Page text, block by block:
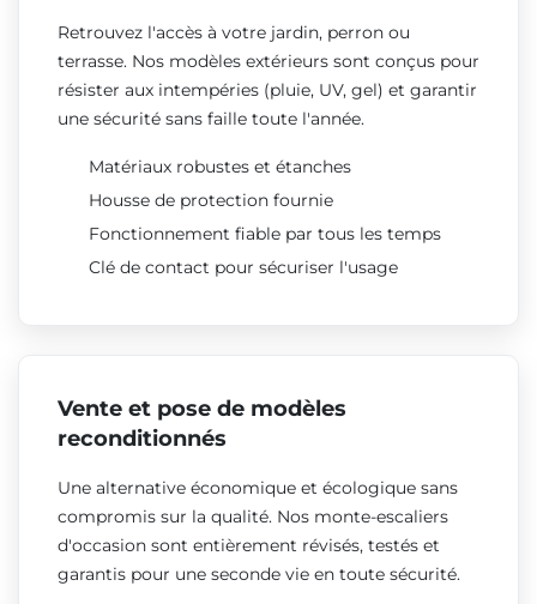
Retrouvez l'accès à votre jardin, perron ou
terrasse. Nos modèles extérieurs sont conçus pour
résister aux intempéries (pluie, UV, gel) et garantir
une sécurité sans faille toute l'année.
Matériaux robustes et étanches
Housse de protection fournie
Fonctionnement fiable par tous les temps
Clé de contact pour sécuriser l'usage
Vente et pose de modèles
reconditionnés
Une alternative économique et écologique sans
compromis sur la qualité. Nos monte-escaliers
d'occasion sont entièrement révisés, testés et
garantis pour une seconde vie en toute sécurité.